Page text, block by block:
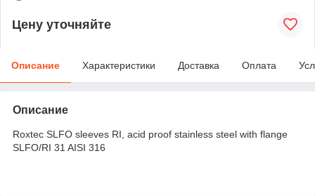
Цену уточняйте
Описание Характеристики Доставка Оплата
Описание
Roxtec SLFO sleeves RI, acid proof stainless steel with flange
SLFO/RI 31 AISI 316